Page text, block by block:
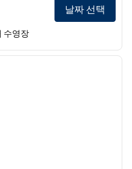
힐스 나슈아의 호텔 정보 보기
날짜 선택
수영장
다음